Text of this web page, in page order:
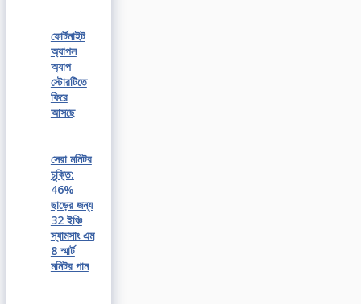
ফোর্টনাইট
অ্যাপল
অ্যাপ
স্টোরটিতে
ফিরে
আসছে
সেরা মনিটর
চুক্তি:
46%
ছাড়ের জন্য
32 ইঞ্চি
স্যামসাং এম
8 স্মার্ট
মনিটর পান